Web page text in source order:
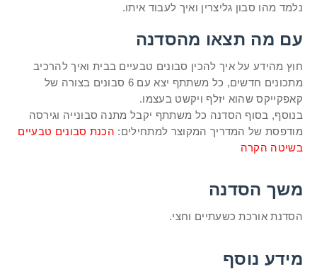
נלמד מהו סבון גליצרין ואיך לעבוד איתו.
עם מה תצאו מהסדנה
חוץ מהידע על איך להכין סבונים טבעיים בבית ואיך להרכיב
מתכונים חדשים, כל משתתף יצא עם 6 סבונים בצורה של
קאפקייקס שהוא יזלף ויקשט בעצמו.
בנוסף, בסוף הסדנה כל משתתף יקבל מתנה סבונייה וגירסה
מודפסת של המדריך המקוצר למתחילים: הכנת סבונים טבעיים
בשיטה הקרה
משך הסדנה
הסדנת אורכת כשעתיים וחצי.
מידע נוסף